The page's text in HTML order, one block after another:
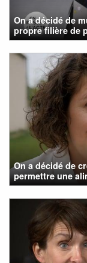
On a décidé de
propre filière de
On a décidé de
permettre une